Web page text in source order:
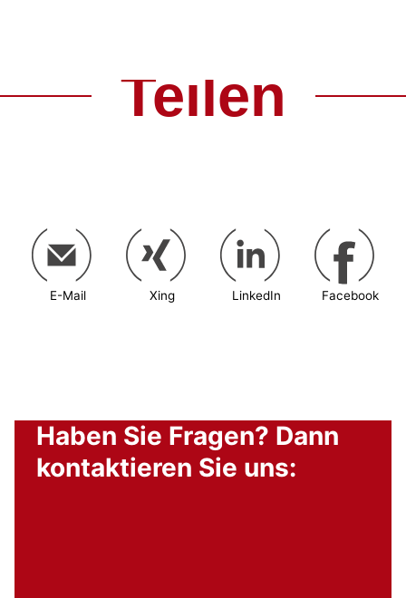
Teilen
E-Mail Xing LinkedIn Facebook
Haben Sie Fragen? Dann
kontaktieren Sie uns: